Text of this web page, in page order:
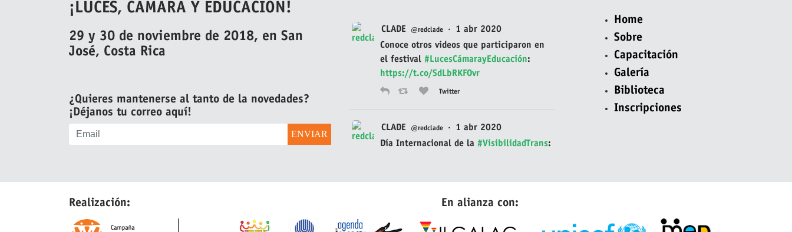
¡LUCES, CÁMARA Y EDUCACIÓN!
29 y 30 de noviembre de 2018, en San
José, Costa Rica
¿Quieres mantenerse al tanto de la novedades?
¡Déjanos tu correo aquí!
CLADE @redclade ·
1 abr 2020
Conoce otros videos que participaron en
el festival #LucesCámarayEducación:
https://t.co/SdLbRKFOvr
Twitter
CLADE @redclade ·
1 abr 2020
Día Internacional de la #VisibilidadTrans:
festival audiovisual
https://t.co/s2WGNACDIK
Home
Sobre
Capacitación
Galería
Biblioteca
Inscripciones
Realización: En alianza con: